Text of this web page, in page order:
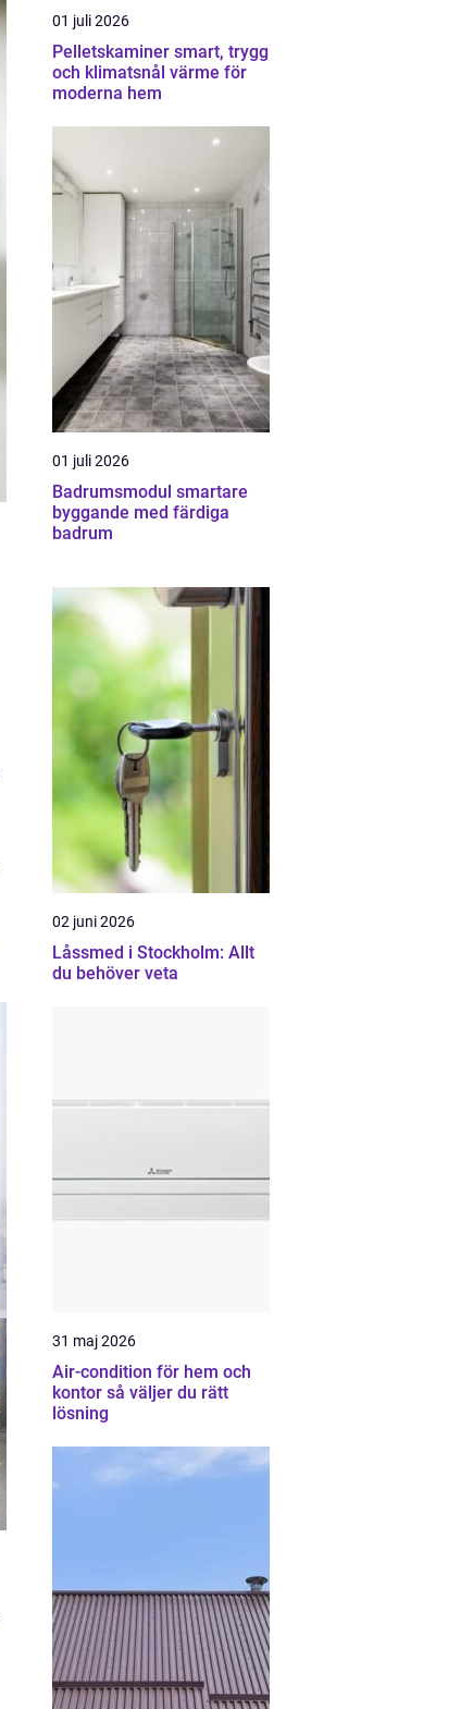
01 juli 2026
Pelletskaminer smart, trygg
och klimatsnål värme för
moderna hem
01 juli 2026
Badrumsmodul smartare
byggande med färdiga
badrum
02 juni 2026
Låssmed i Stockholm: Allt
du behöver veta
31 maj 2026
Air-condition för hem och
kontor så väljer du rätt
lösning